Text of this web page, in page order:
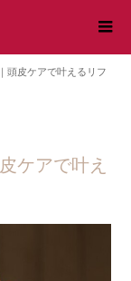
頭皮ケアで叶えるリフ
ケアで叶え